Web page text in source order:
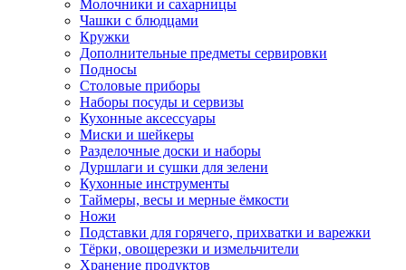
Молочники и сахарницы
Чашки с блюдцами
Кружки
Дополнительные предметы сервировки
Подносы
Столовые приборы
Наборы посуды и сервизы
Кухонные аксессуары
Миски и шейкеры
Разделочные доски и наборы
Дуршлаги и сушки для зелени
Кухонные инструменты
Таймеры, весы и мерные ёмкости
Ножи
Подставки для горячего, прихватки и варежки
Тёрки, овощерезки и измельчители
Хранение продуктов